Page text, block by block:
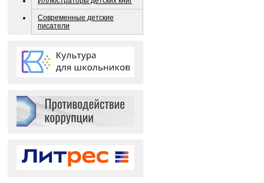
Современные детские
писатели